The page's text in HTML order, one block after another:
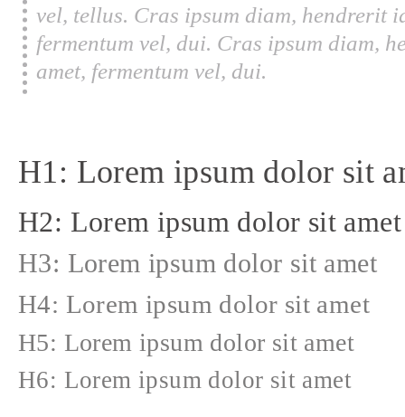
vel, tellus. Cras ipsum diam, hendrerit
fermentum vel, dui. Cras ipsum diam,
amet, fermentum vel, dui.
H1: Lorem ipsum dolor sit
H2: Lorem ipsum dolor sit amet
H3: Lorem ipsum dolor sit amet
H4: Lorem ipsum dolor sit amet
H5: Lorem ipsum dolor sit amet
H6: Lorem ipsum dolor sit amet